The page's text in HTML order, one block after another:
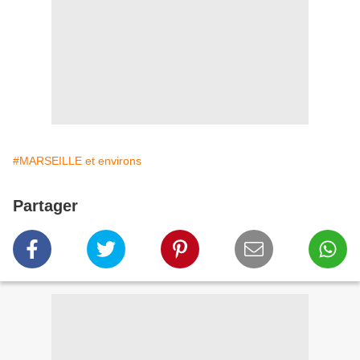
#MARSEILLE et environs
Partager